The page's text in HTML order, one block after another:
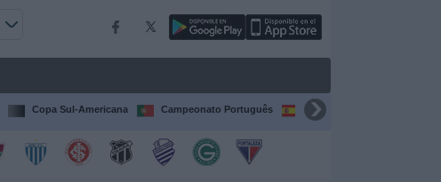
Copa Sul-Americana Campeonato Português Campeonato Espanhol